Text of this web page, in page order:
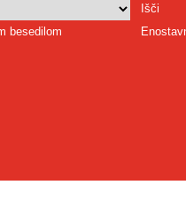
Išči
besedilom